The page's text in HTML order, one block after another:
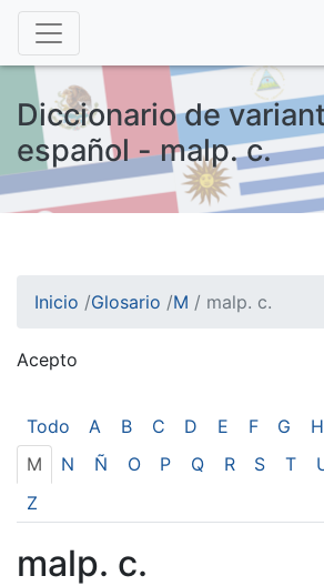
Diccionario de
español - malp. c.
Inicio /Glosario /M / malp. c.
Acepto
Todo A B C D E F G H
M
N Ñ O P Q R S T
Z
malp. c.